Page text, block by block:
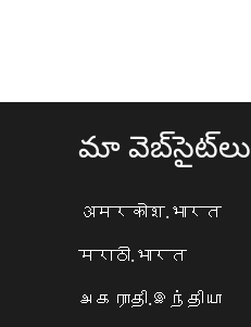
మా వెబ్‌సైట్‌లు
अमरकोश.भारत
मराठी.भारत
அகராதி.இந்தியா